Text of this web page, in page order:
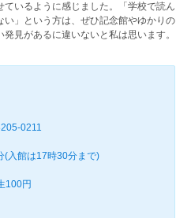
いるように感じました。「学校で読ん
」という方は、ぜひ記念館やゆかりの
見があるに違いないと私は思います。
0211
(入館は17時30分まで)
100円